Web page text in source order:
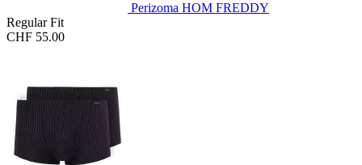
Perizoma HOM FREDDY
Regular Fit
CHF 55.00